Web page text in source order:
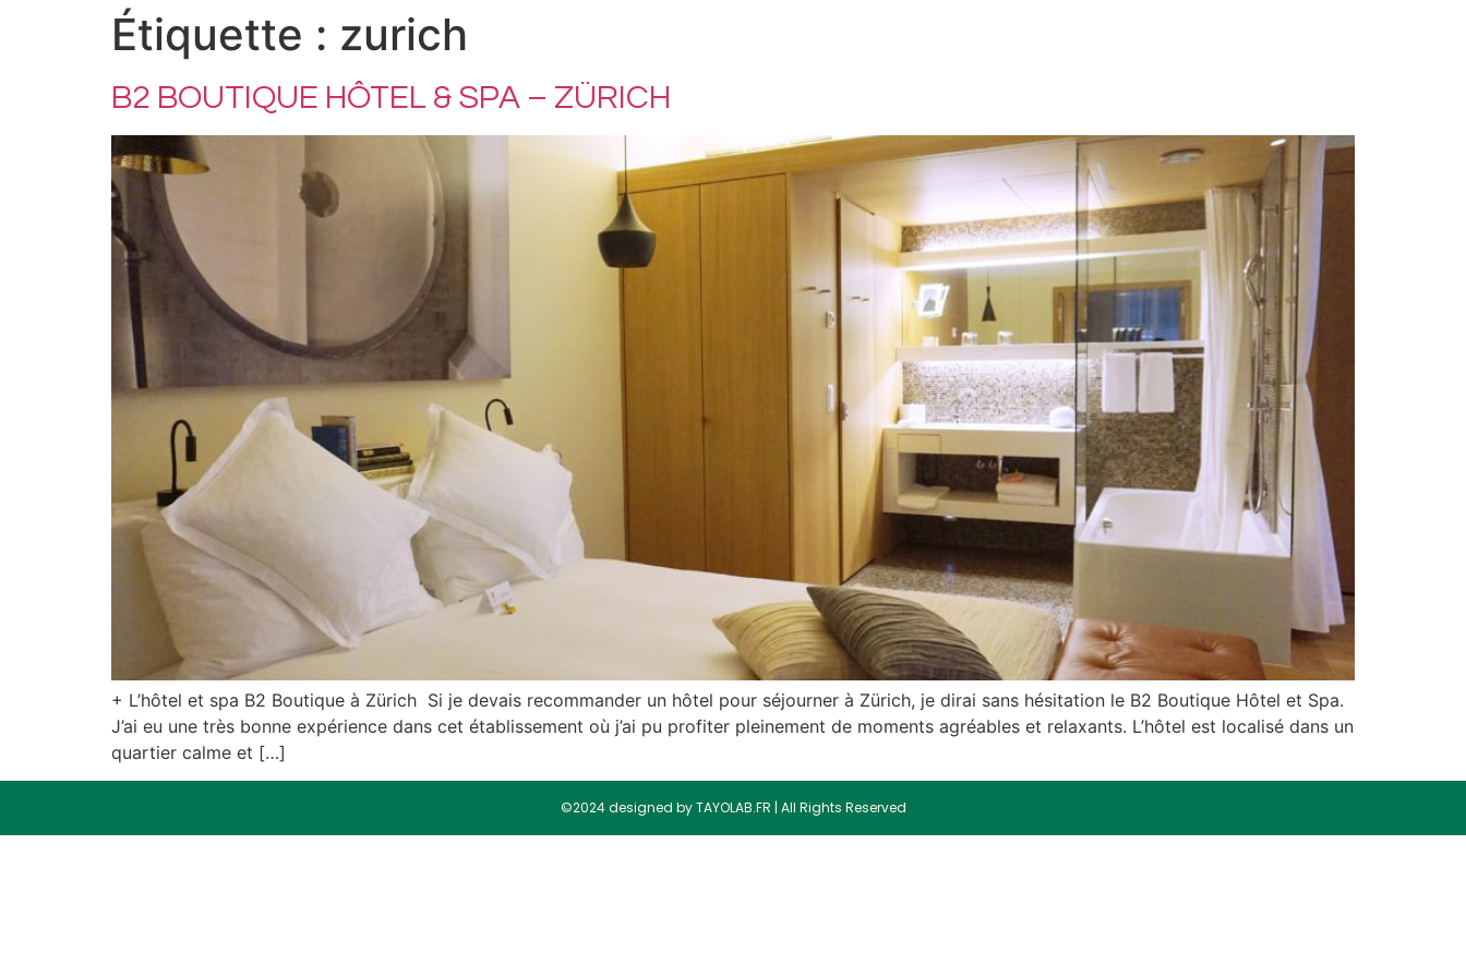
Étiquette : zurich
B2 BOUTIQUE HÔTEL & SPA – ZÜRICH
+ L’hôtel et spa B2 Boutique à Zürich Si je devais recommander un hôtel pour séjourner à Zürich, je dirai sans hésitation le B2 Boutique Hôtel et Spa.
J’ai eu une très bonne expérience dans cet établissement où j’ai pu profiter pleinement de moments agréables et relaxants. L’hôtel est localisé dans un
quartier calme et […]
©2024 designed by TAYOLAB.FR | All Rights Reserved